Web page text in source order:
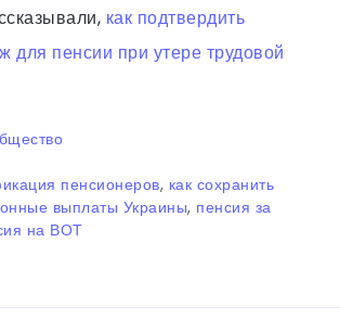
как подтвердить
для пенсии при утере трудовой
пенсионеров, как сохранить
выплаты Украины, пенсия за
на ВОТ